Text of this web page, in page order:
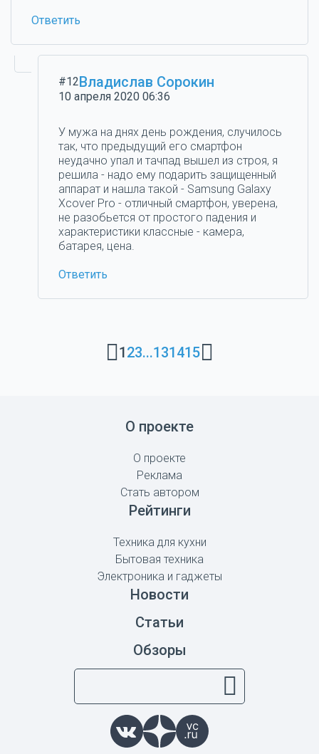
Ответить
#12Владислав Сорокин
10 апреля 2020 06:36
У мужа на днях день рождения, случилось
так, что предыдущий его смартфон
неудачно упал и тачпад вышел из строя, я
решила - надо ему подарить защищенный
аппарат и нашла такой - Samsung Galaxy
Xcover Pro - отличный смартфон, уверена,
не разобьется от простого падения и
характеристики классные - камера,
батарея, цена.
Ответить
123...131415
О проекте
О проекте
Реклама
Стать автором
Рейтинги
Техника для кухни
Бытовая техника
Электроника и гаджеты
Новости
Статьи
Обзоры